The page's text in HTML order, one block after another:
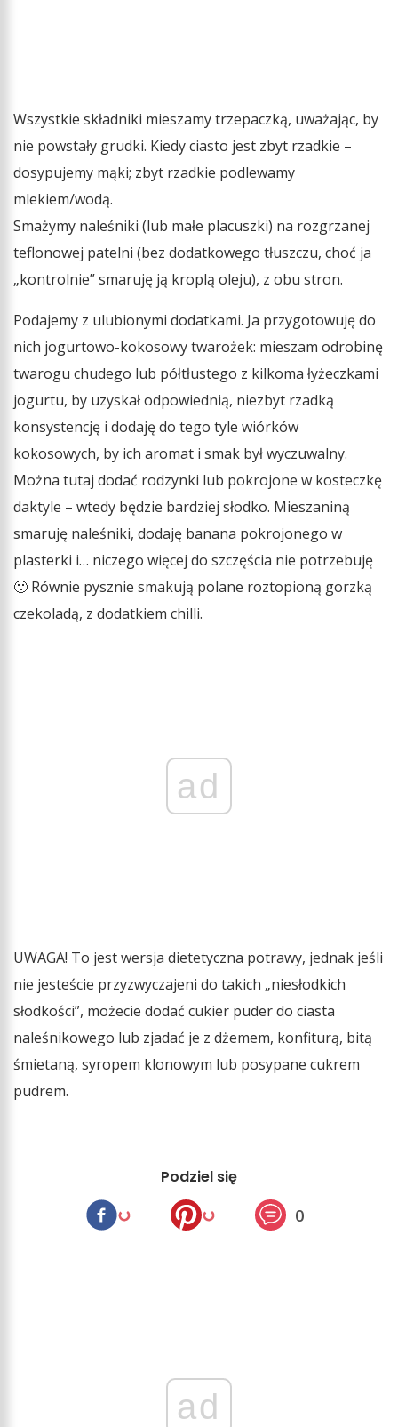
Wszystkie składniki mieszamy trzepaczką, uważając, by
nie powstały grudki. Kiedy ciasto jest zbyt rzadkie –
dosypujemy mąki; zbyt rzadkie podlewamy
mlekiem/wodą.
Smażymy naleśniki (lub małe placuszki) na rozgrzanej
teflonowej patelni (bez dodatkowego tłuszczu, choć ja
„kontrolnie” smaruję ją kroplą oleju), z obu stron.
Podajemy z ulubionymi dodatkami. Ja przygotowuję do
nich jogurtowo-kokosowy twarożek: mieszam odrobinę
twarogu chudego lub półtłustego z kilkoma łyżeczkami
jogurtu, by uzyskał odpowiednią, niezbyt rzadką
konsystencję i dodaję do tego tyle wiórków
kokosowych, by ich aromat i smak był wyczuwalny.
Można tutaj dodać rodzynki lub pokrojone w kosteczkę
daktyle – wtedy będzie bardziej słodko. Mieszaniną
smaruję naleśniki, dodaję banana pokrojonego w
plasterki i… niczego więcej do szczęścia nie potrzebuję
🙂 Równie pysznie smakują polane roztopioną gorzką
czekoladą, z dodatkiem chilli.
ad
UWAGA! To jest wersja dietetyczna potrawy, jednak jeśli
nie jesteście przyzwyczajeni do takich „niesłodkich
słodkości”, możecie dodać cukier puder do ciasta
naleśnikowego lub zjadać je z dżemem, konfiturą, bitą
śmietaną, syropem klonowym lub posypane cukrem
pudrem.
Podziel się
0
ad